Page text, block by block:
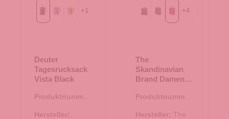
Blackbluejay-polar
desert-bone
+1
Deuter
Tagesrucksack
Vista Black
Produktnummer:
Hersteller:
BlackBluePurple
+4
The
Skandinavian
Brand Damen
- Purple
Produktnummer:
Hersteller: The